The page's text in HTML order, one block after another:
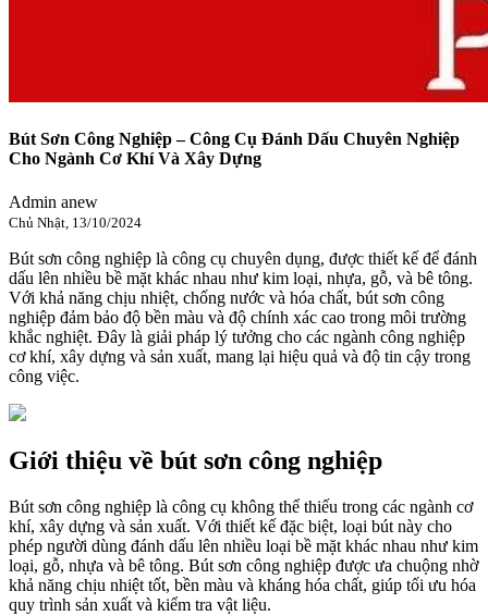
Bút Sơn Công Nghiệp – Công Cụ Đánh Dấu Chuyên Nghiệp
Cho Ngành Cơ Khí Và Xây Dựng
Admin anew
Chủ Nhật, 13/10/2024
Bút sơn công nghiệp là công cụ chuyên dụng, được thiết kế để đánh
dấu lên nhiều bề mặt khác nhau như kim loại, nhựa, gỗ, và bê tông.
Với khả năng chịu nhiệt, chống nước và hóa chất, bút sơn công
nghiệp đảm bảo độ bền màu và độ chính xác cao trong môi trường
khắc nghiệt. Đây là giải pháp lý tưởng cho các ngành công nghiệp
cơ khí, xây dựng và sản xuất, mang lại hiệu quả và độ tin cậy trong
công việc.
Giới thiệu về bút sơn công nghiệp
Bút sơn công nghiệp là công cụ không thể thiếu trong các ngành cơ
khí, xây dựng và sản xuất. Với thiết kế đặc biệt, loại bút này cho
phép người dùng đánh dấu lên nhiều loại bề mặt khác nhau như kim
loại, gỗ, nhựa và bê tông. Bút sơn công nghiệp được ưa chuộng nhờ
khả năng chịu nhiệt tốt, bền màu và kháng hóa chất, giúp tối ưu hóa
quy trình sản xuất và kiểm tra vật liệu.